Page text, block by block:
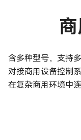
含多种型号，支持
对接商用设备控制
在复杂商用环境中